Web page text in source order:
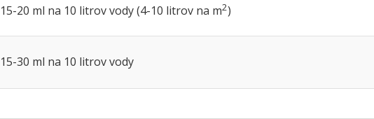
15-20 ml na 10 litrov vody (4-10 litrov na m2)
15-30 ml na 10 litrov vody